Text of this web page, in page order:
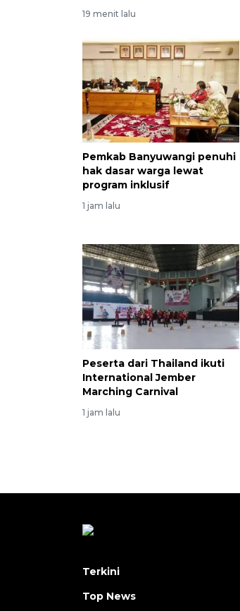
19 menit lalu
Pemkab Banyuwangi penuhi
hak dasar warga lewat
program inklusif
1 jam lalu
Peserta dari Thailand ikuti
International Jember
Marching Carnival
1 jam lalu
Terkini
Top News